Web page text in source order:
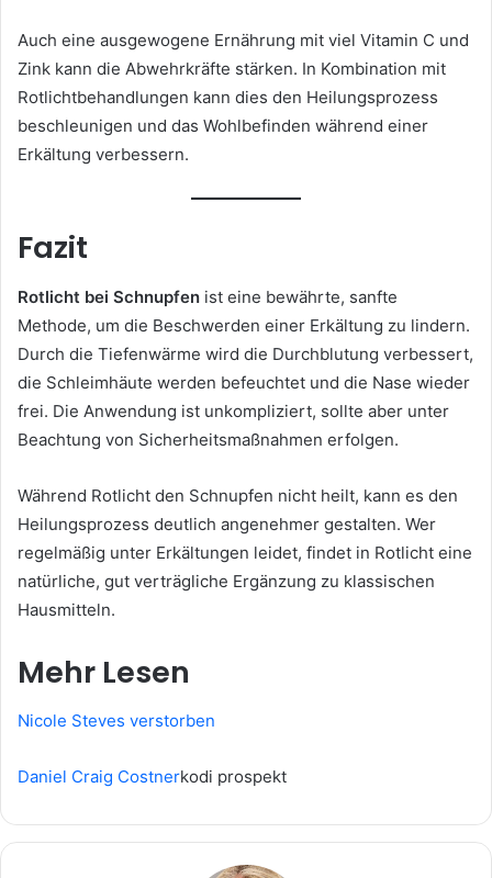
Auch eine ausgewogene Ernährung mit viel Vitamin C und
Zink kann die Abwehrkräfte stärken. In Kombination mit
Rotlichtbehandlungen kann dies den Heilungsprozess
beschleunigen und das Wohlbefinden während einer
Erkältung verbessern.
Fazit
Rotlicht bei Schnupfen ist eine bewährte, sanfte
Methode, um die Beschwerden einer Erkältung zu lindern.
Durch die Tiefenwärme wird die Durchblutung verbessert,
die Schleimhäute werden befeuchtet und die Nase wieder
frei. Die Anwendung ist unkompliziert, sollte aber unter
Beachtung von Sicherheitsmaßnahmen erfolgen.
Während Rotlicht den Schnupfen nicht heilt, kann es den
Heilungsprozess deutlich angenehmer gestalten. Wer
regelmäßig unter Erkältungen leidet, findet in Rotlicht eine
natürliche, gut verträgliche Ergänzung zu klassischen
Hausmitteln.
Mehr Lesen
Nicole Steves verstorben
Daniel Craig Costnerkodi prospekt